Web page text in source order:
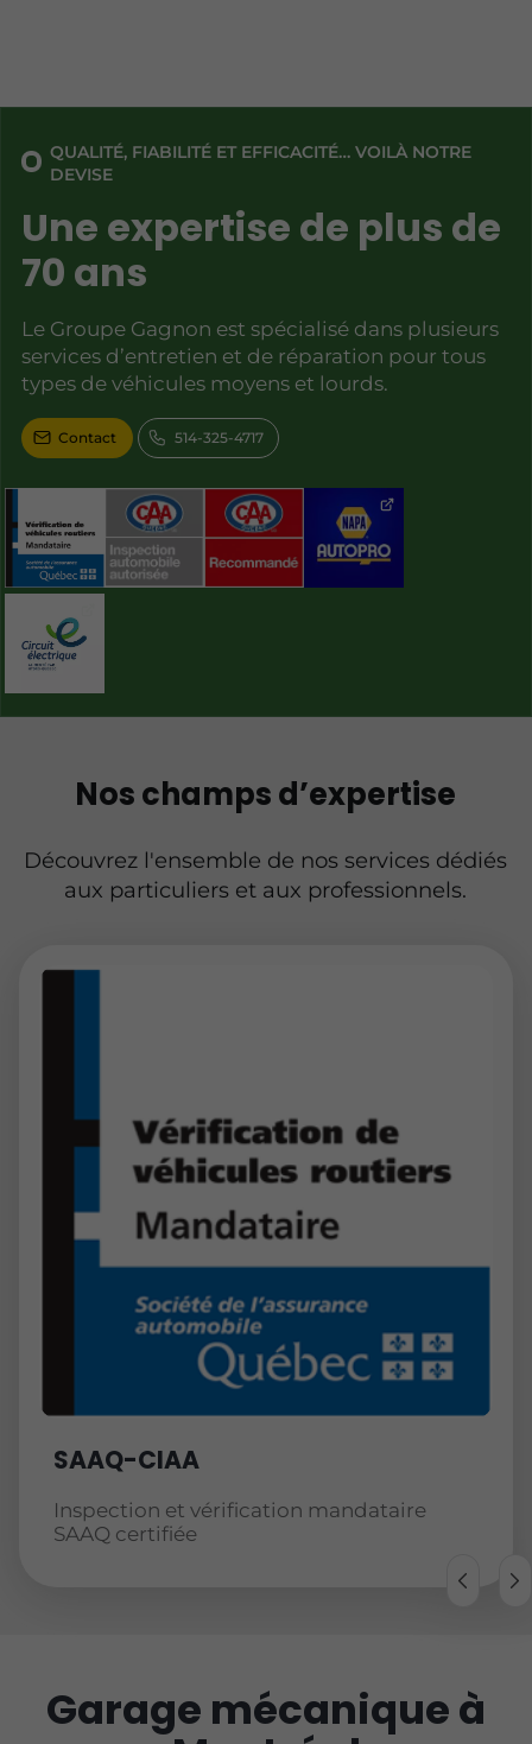
QUALITÉ, FIABILITÉ ET EFFICACITÉ… VOILÀ NOTRE
DEVISE
Une expertise de plus de
70 ans
Le Groupe Gagnon est spécialisé dans plusieurs
services d’entretien et de réparation pour tous
types de véhicules moyens et lourds.
Contact 514-325-4717
Nos champs d’expertise
Découvrez l'ensemble de nos services dédiés
aux particuliers et aux professionnels.
SAAQ-CIAA
Inspection et vérification mandataire
SAAQ certifiée
Garage mécanique à